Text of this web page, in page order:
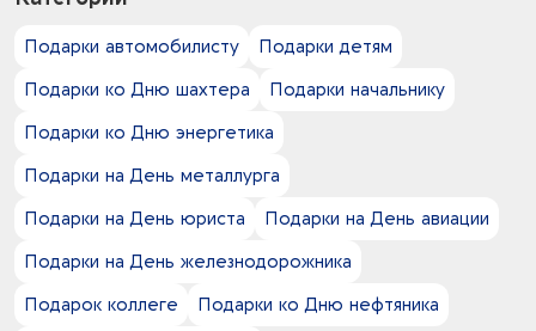
коричневый - серебристый
коричневый - серый
коричневый - черный
коричневый -
красное дерево - серый
красный - натуральный
красный - оранжевый
красный - прозрачный
ЭВА
акрил 20%
акрил 25%
акрил 70%
акрил 91%
акриловое волокно
альпака 25%
Вышивка
Гравировка (CO2 лазер)
Гравировка XL (СО2)
Гравировка круговая (CO2 лазер)
Деколь
Заливка полимерной смолой
Кастомизация
унисекс
Подарки автомобилисту
Подарки детям
Подарки ко Дню шахтера
Подарки начальнику
Подарки ко Дню энергетика
Подарки на День металлурга
Подарки на День юриста
Подарки на День авиации
Подарки на День железнодорожника
Подарок коллеге
Подарки ко Дню нефтяника